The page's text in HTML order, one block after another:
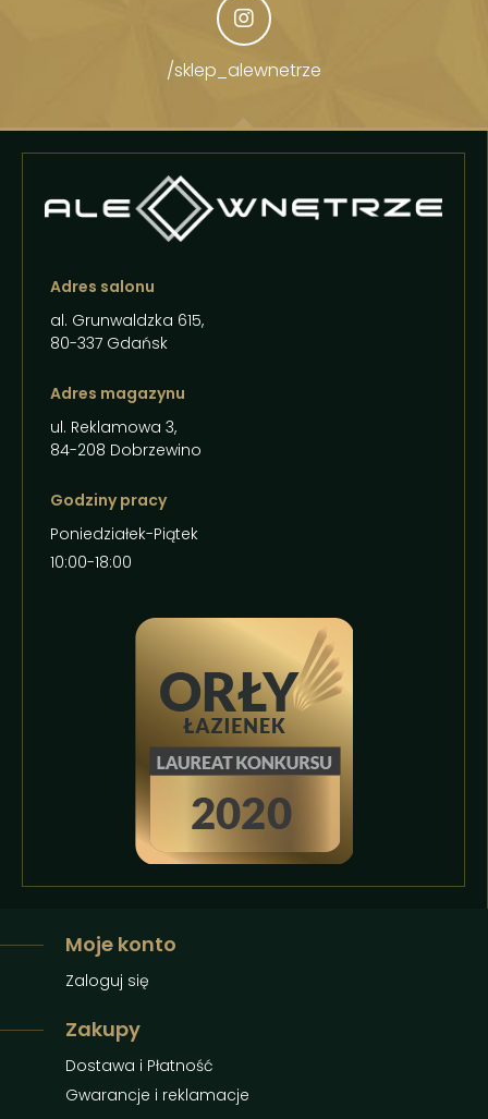
/sklep_alewnetrze
Adres salonu
al. Grunwaldzka 615,
80-337 Gdańsk
Adres magazynu
ul. Reklamowa 3,
84-208 Dobrzewino
Godziny pracy
Poniedziałek-Piątek
10:00-18:00
Moje konto
Zaloguj się
Zakupy
Dostawa i Płatność
Gwarancje i reklamacje